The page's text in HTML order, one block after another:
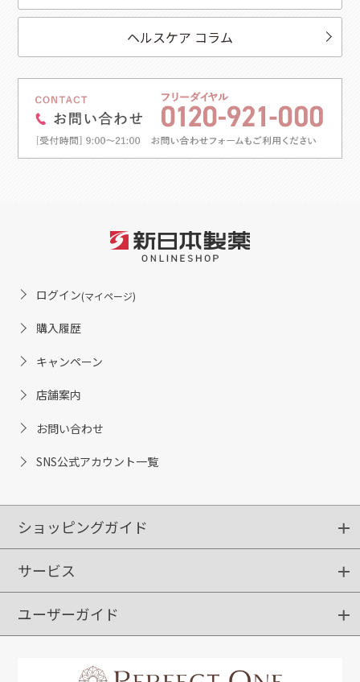
ヘルスケア コラム
ログイン(マイページ)
購入履歴
キャンペーン
店舗案内
お問い合わせ
SNS公式アカウント一覧
ショッピングガイド
ショッピングガイド
ご注文方法
送料・配送
クーポンご利用方法
サービス
定期購入
ポイントサービス
お知らせメール
ユーザーガイド